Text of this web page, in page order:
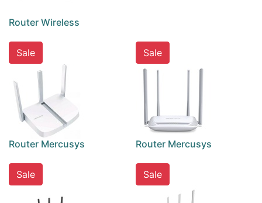
Router Wireless
Sale
Router Mercusys
Sale
Router Mercusys
Sale Sale